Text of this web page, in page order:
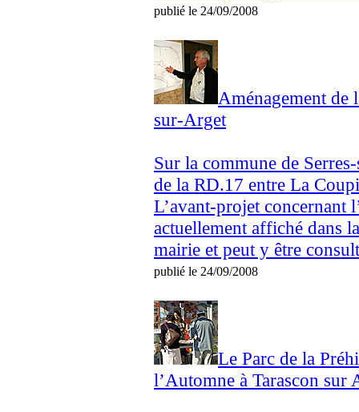
publié le 24/09/2008
Aménagement de
sur-Arget
Sur la commune de
de la RD.17 entre La
L’avant-projet concernant
actuellement affiché dans
mairie et peut y être
publié le 24/09/2008
Le Parc de la
l’Automne à Tarascon sur